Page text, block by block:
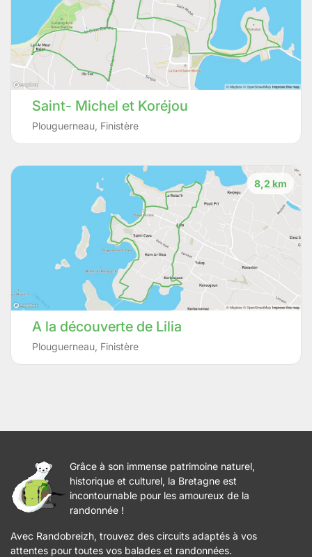
Saint- Michel et Koréjou
Plouguerneau Finistère
8,2 km
A la découverte de Lilia
Plouguerneau Finistère
Grâce à son immense patrimoine naturel,
historique et culturel, la Bretagne est
incontournable pour les amoureux de la
randonnée !
Avec Randobreizh, trouvez des circuits adaptés à vos
attentes pour toutes vos balades et randonnées.